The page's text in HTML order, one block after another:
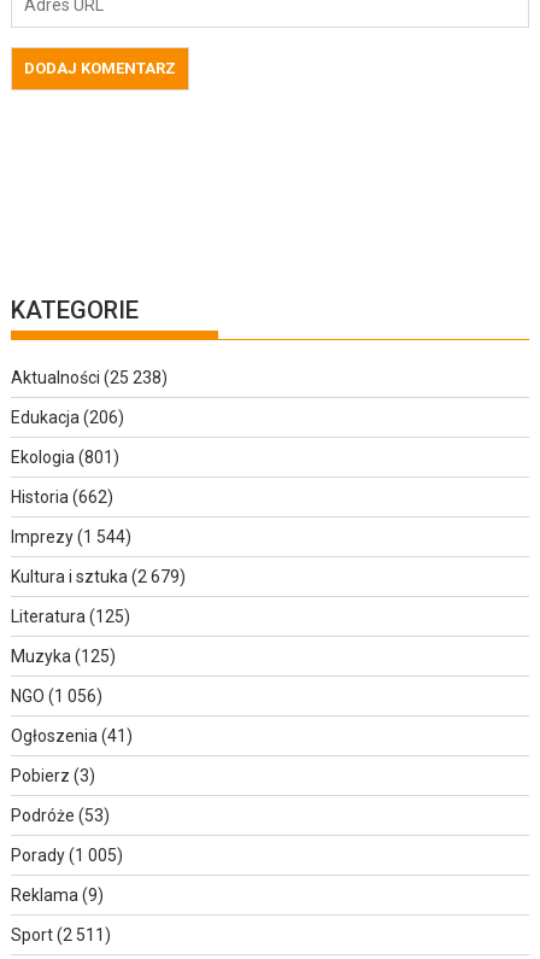
KATEGORIE
Aktualności (25 238)
Edukacja (206)
Ekologia (801)
Historia (662)
Imprezy(1 544)
Kultura i sztuka (2 679)
Literatura (125)
Muzyka (125)
NGO (1 056)
Ogłoszenia (41)
Pobierz (3)
Podróże (53)
Porady(1 005)
Reklama (9)
Sport(2 511)